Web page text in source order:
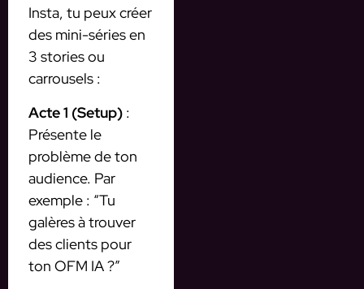
Insta, tu peux créer
des mini-séries en
3 stories ou
carrousels :
Acte 1 (Setup) :
Présente le
problème de ton
audience. Par
exemple : “Tu
galères à trouver
des clients pour
ton OFM IA ?”